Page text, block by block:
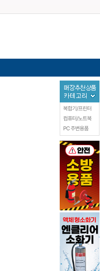
복합기/프린터
컴퓨터/노트북
PC 주변용품